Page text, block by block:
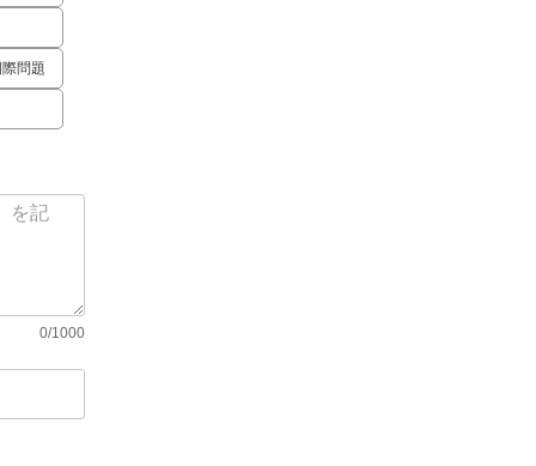
問題
0/1000